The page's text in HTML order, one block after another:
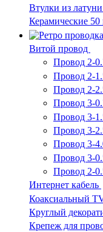
Втулки из латуни
Керамические
Витой провод
Провод 2-
Провод 2-
Провод 2-
Провод 3-
Провод 3-
Провод 3-
Провод 3-
Провод 3-
Провод 2-
Интернет кабель
Коаксиальный
Круглый
Крепеж для